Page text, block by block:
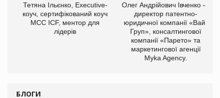
Тетяна Ільєнко, Executive-
коуч, сертифікований коуч
МСС ICF, ментор для
лідерів
Олег Андрійович Івченко —
директор патентно-
юридичної компанії «Вайз
Груп», консалтингової
компанії «Парето» та
маркетингової агенції
Myka Agency.
БЛОГИ